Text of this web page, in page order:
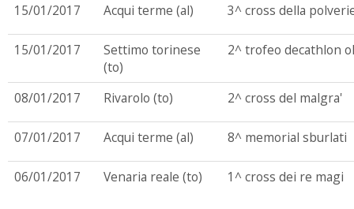
15/01/2017 Acqui terme (al) 3^ cross della
15/01/2017
Settimo torinese
(to)
2^ trofeo decathlon
08/01/2017 Rivarolo (to) 2^ cross del malgra'
07/01/2017 Acqui terme (al) 8^ memorial sburlati
06/01/2017 Venaria reale (to) 1^ cross dei re magi